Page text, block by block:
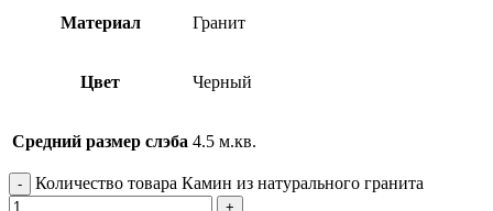
Материал Гранит
Цвет Черный
Средний размер слэба 4.5 м.кв.
Количество товара Камин из натурального гранита